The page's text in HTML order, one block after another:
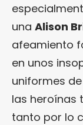
una Alison
afeamiento
en unos
uniformes
las heroínas
tanto por lo